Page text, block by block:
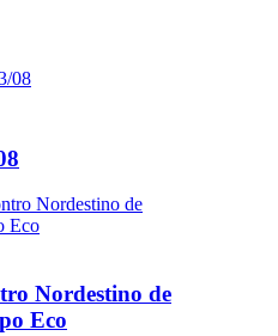
Nordestino de
Eco